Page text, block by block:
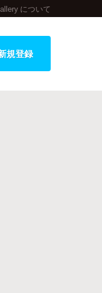
について
規登録